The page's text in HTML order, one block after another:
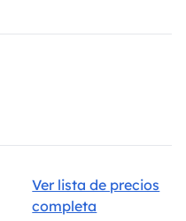
Ver lista de precios
completa